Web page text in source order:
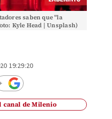
saben que "la
Kyle Head | Unsplash)
19:29:20
canal de Milenio